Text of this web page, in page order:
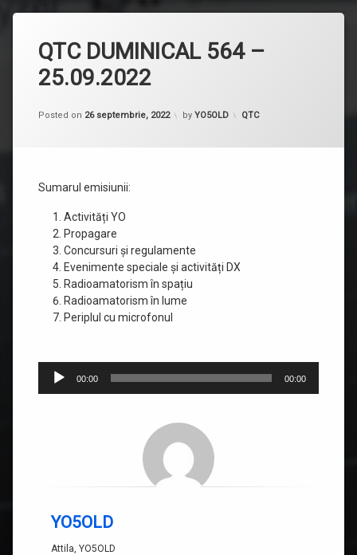
QTC DUMINICAL 564 –
25.09.2022
Posted on 26 septembrie, 2022 by YO5OLD Categorii:
QTC
Sumarul emisiunii:
Activități YO
Propagare
Concursuri și regulamente
Evenimente speciale și activități DX
Radioamatorism în spațiu
Radioamatorism în lume
Periplul cu microfonul
Player
audio
00:00 00:00
YO5OLD
Attila, YO5OLD